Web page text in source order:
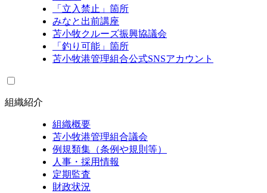
「立入禁止」箇所
みなと出前講座
苫小牧クルーズ振興協議会
「釣り可能」箇所
苫小牧港管理組合公式SNSアカウント
組織紹介
組織概要
苫小牧港管理組合議会
例規類集（条例や規則等）
人事・採用情報
定期監査
財政状況